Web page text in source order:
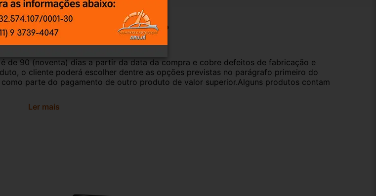
de Procedência Troca e Devolução
de 90 (noventa) dias a partir da data da compra e cobre defeitos de fabricação e
o cliente poderá escolher dentre as opções previstas no parágrafo primeiro do
parte do pagamento de outro produto de valor superior.Alguns produtos contam
Ler mais